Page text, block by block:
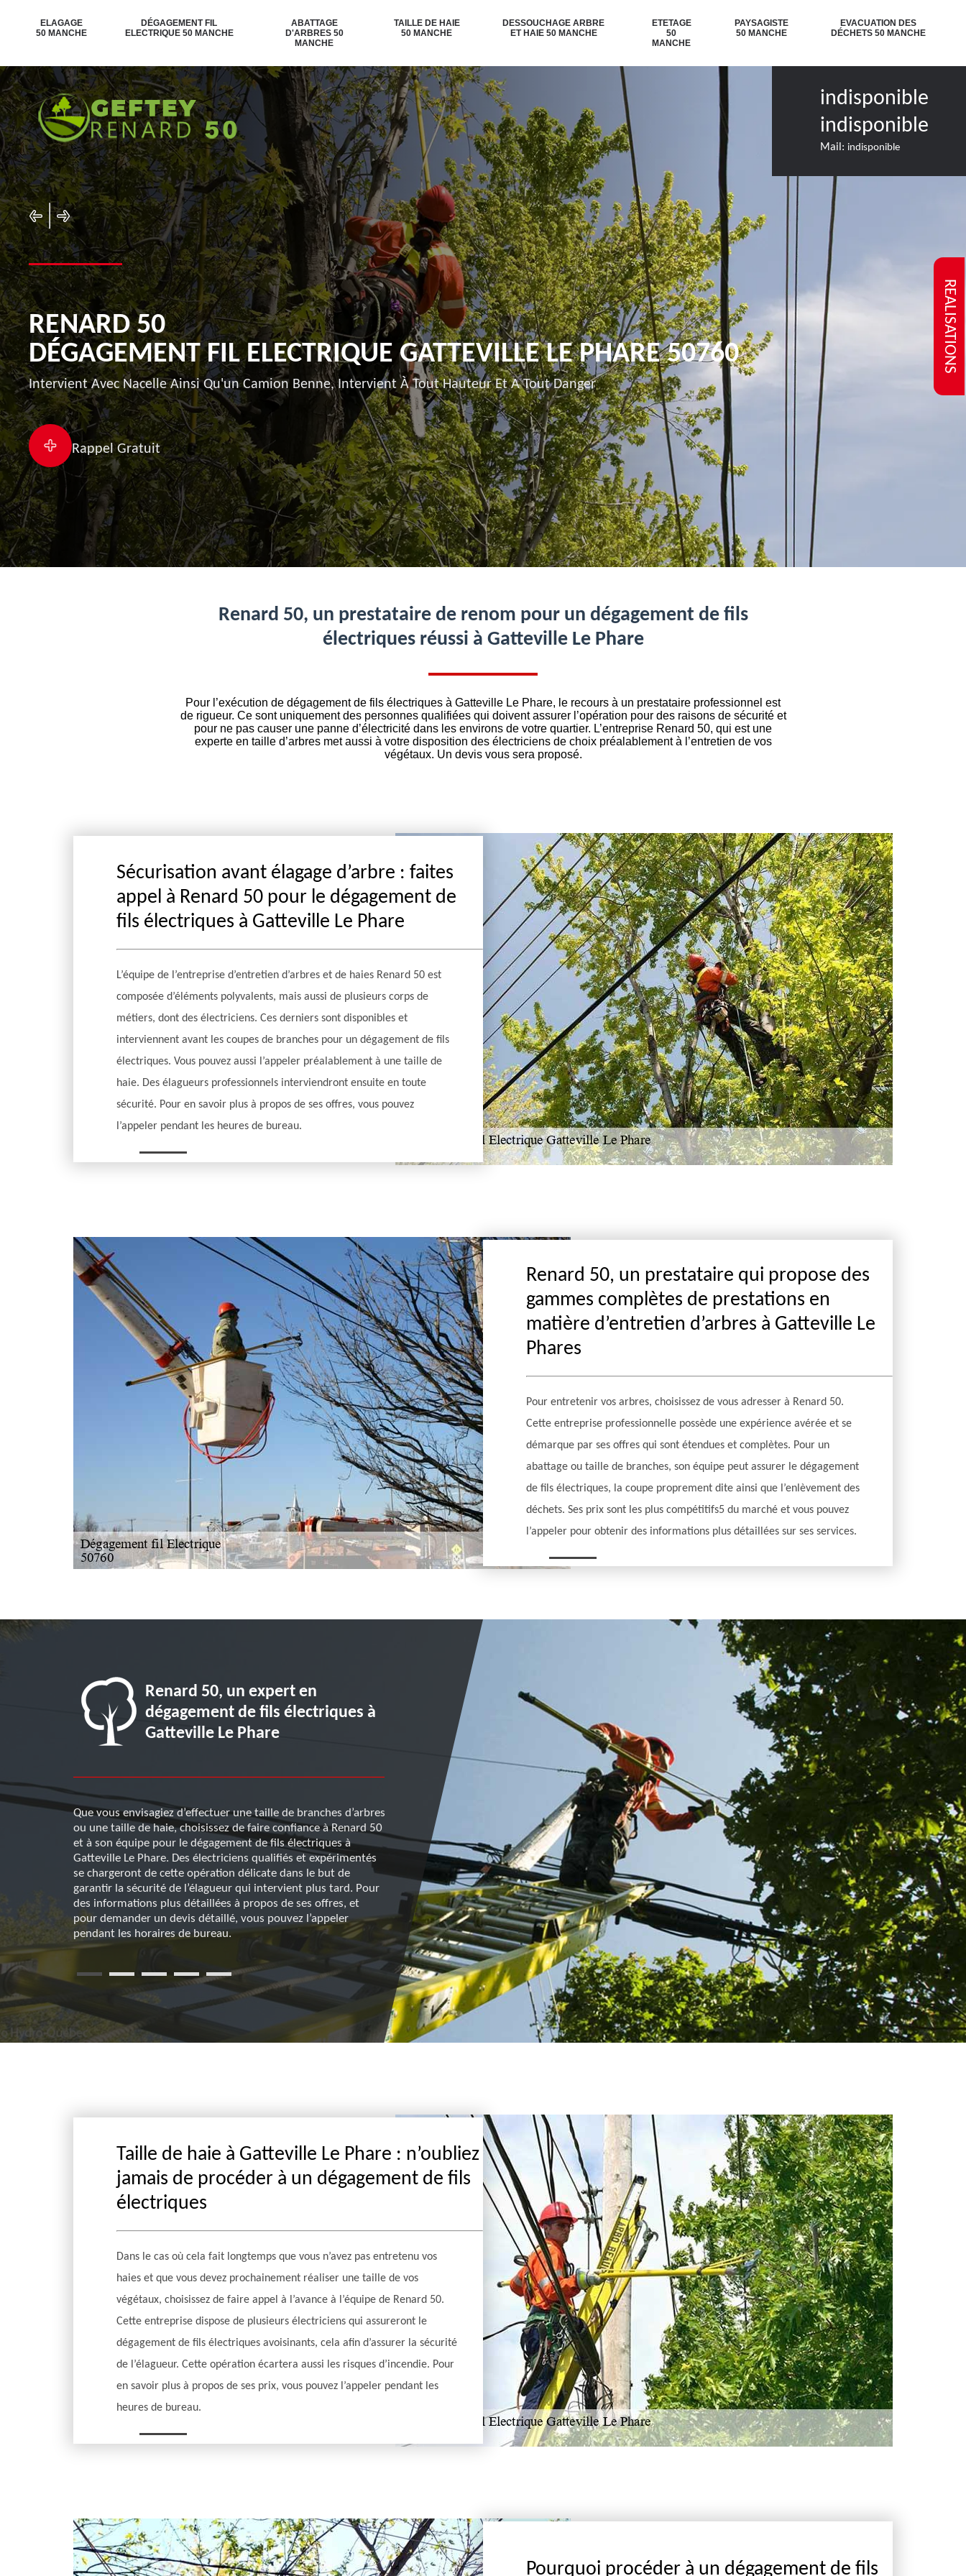
REALISATIONS
ELAGAGE
50 MANCHE
DÉGAGEMENT FIL
ELECTRIQUE 50 MANCHE
ABATTAGE
D'ARBRES 50
MANCHE
TAILLE DE HAIE
50 MANCHE
DESSOUCHAGE ARBRE
ET HAIE 50 MANCHE
ETETAGE
50
MANCHE
PAYSAGISTE
50 MANCHE
EVACUATION DES
DÉCHETS 50 MANCHE
indisponible
indisponible
Mail: indisponible
RENARD 50
DÉGAGEMENT FIL ELECTRIQUE GATTEVILLE LE PHARE 50760
Intervient Avec Nacelle Ainsi Qu'un Camion Benne, Intervient À Tout Hauteur Et A Tout Danger
Rappel Gratuit
Renard 50, un prestataire de renom pour un dégagement de fils
électriques réussi à Gatteville Le Phare
Pour l’exécution de dégagement de fils électriques à Gatteville Le Phare, le recours à un prestataire professionnel est
de rigueur. Ce sont uniquement des personnes qualifiées qui doivent assurer l’opération pour des raisons de sécurité et
pour ne pas causer une panne d’électricité dans les environs de votre quartier. L’entreprise Renard 50, qui est une
experte en taille d’arbres met aussi à votre disposition des électriciens de choix préalablement à l’entretien de vos
végétaux. Un devis vous sera proposé.
Sécurisation avant élagage d’arbre : faites
appel à Renard 50 pour le dégagement de
fils électriques à Gatteville Le Phare
L’équipe de l’entreprise d’entretien d’arbres et de haies Renard 50 est
composée d’éléments polyvalents, mais aussi de plusieurs corps de
métiers, dont des électriciens. Ces derniers sont disponibles et
interviennent avant les coupes de branches pour un dégagement de fils
électriques. Vous pouvez aussi l’appeler préalablement à une taille de
haie. Des élagueurs professionnels interviendront ensuite en toute
sécurité. Pour en savoir plus à propos de ses offres, vous pouvez
l’appeler pendant les heures de bureau.
Renard 50, un prestataire qui propose des
gammes complètes de prestations en
matière d’entretien d’arbres à Gatteville Le
Phares
Pour entretenir vos arbres, choisissez de vous adresser à Renard 50.
Cette entreprise professionnelle possède une expérience avérée et se
démarque par ses offres qui sont étendues et complètes. Pour un
abattage ou taille de branches, son équipe peut assurer le dégagement
de fils électriques, la coupe proprement dite ainsi que l’enlèvement des
déchets. Ses prix sont les plus compétitifs5 du marché et vous pouvez
l’appeler pour obtenir des informations plus détaillées sur ses services.
de haie
bourses.
à ses
Renard 50, un expert en
dégagement de fils électriques à
Gatteville Le Phare
Que vous envisagiez d’effectuer une taille de branches d’arbres
ou une taille de haie, choisissez de faire confiance à Renard 50
et à son équipe pour le dégagement de fils électriques à
Gatteville Le Phare. Des électriciens qualifiés et expérimentés
se chargeront de cette opération délicate dans le but de
garantir la sécurité de l’élagueur qui intervient plus tard. Pour
des informations plus détaillées à propos de ses offres, et
pour demander un devis détaillé, vous pouvez l’appeler
pendant les horaires de bureau.
Réaliser un étêtage à Gatteville
Le Phare : confiez à Renard 50 et
à son équipe l’intégralité des
Pour réussir un étêtage à Gatteville Le Phare ou dans ses
environs, choisissez de vous adresser à Renard 50. Pionnier
dans le domaine, il propose des services complets, de qualité.
Son équipe intervient sur plusieurs niveaux, comme le
dégagement de fils électriques, l’étêtage proprement dit et
aussi l’enlèvement des déchets. Ses conditions tarifaires sont
les moins chères sur le marché et vous pouvez lui adresser
gratuitement une demande de devis détaillé. Le document
vous sera remis gratuitement.
Dégagement de fils
des prix pas chers : faites
l’équipe de Renard 50
Entreprise de référence dans le domaine de l’entretien
et arbustes, Renard 50 met à la disposition de sa
différents corps de métier qui interviennent pour
réussite de l’élagage ou de l’étêtage de vos végétaux.
élagueurs, elle dispose aussi d’une équipe
réalisent un dégagement de fils électriques à des prix
les plus bas du marché. Pour en savoir plus, vous
l’appeler pendant les horaires de bureau.
Taille de haie à Gatteville Le Phare : n’oubliez
jamais de procéder à un dégagement de fils
électriques
Dans le cas où cela fait longtemps que vous n’avez pas entretenu vos
haies et que vous devez prochainement réaliser une taille de vos
végétaux, choisissez de faire appel à l’avance à l’équipe de Renard 50.
Cette entreprise dispose de plusieurs électriciens qui assureront le
dégagement de fils électriques avoisinants, cela afin d’assurer la sécurité
de l’élagueur. Cette opération écartera aussi les risques d’incendie. Pour
en savoir plus à propos de ses prix, vous pouvez l’appeler pendant les
heures de bureau.
Pourquoi procéder à un dégagement de fils